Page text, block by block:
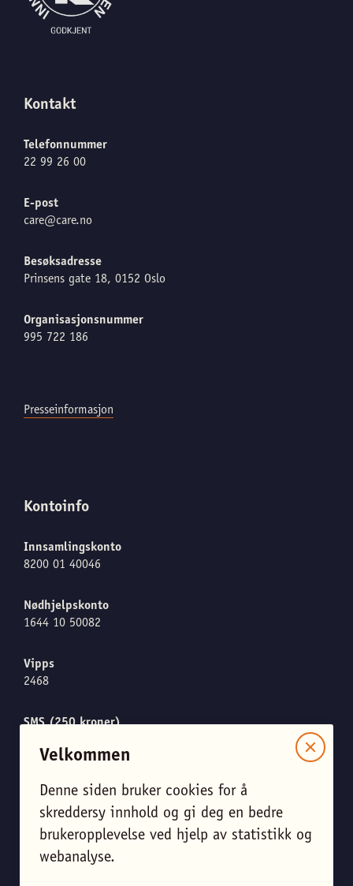
Velkommen
Denne siden bruker cookies for å
skreddersy innhold og gi deg en bedre
brukeropplevelse ved hjelp av statistikk og
webanalyse.
Kontakt
Telefonnummer
22 99 26 00
E-post
care@care.no
Besøksadresse
Prinsens gate 18, 0152 Oslo
Organisasjonsnummer
995 722 186
Presseinformasjon
Kontoinfo
Innsamlingskonto
8200 01 40046
Nødhjelpskonto
1644 10 50082
Vipps
2468
SMS (250 kroner)
Meld meg på nyhetsbrevet
Endre personverninnstillinger